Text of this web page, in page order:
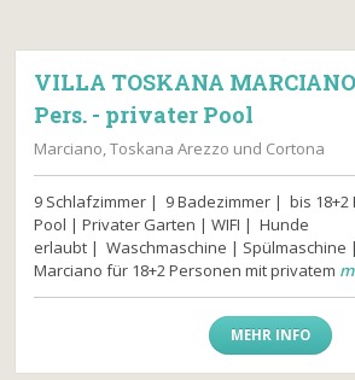
VILLA TOSKANA
Pers. - privater Pool
Marciano, Toskana Arezzo und Cortona
9 Schlafzimmer | 9 Badezimmer | bis
Pool | Privater Garten | WIFI | Hunde
erlaubt | Waschmaschine | Spülmaschine |
Marciano für 18+2 Personen mit privatem
MEHR INFO